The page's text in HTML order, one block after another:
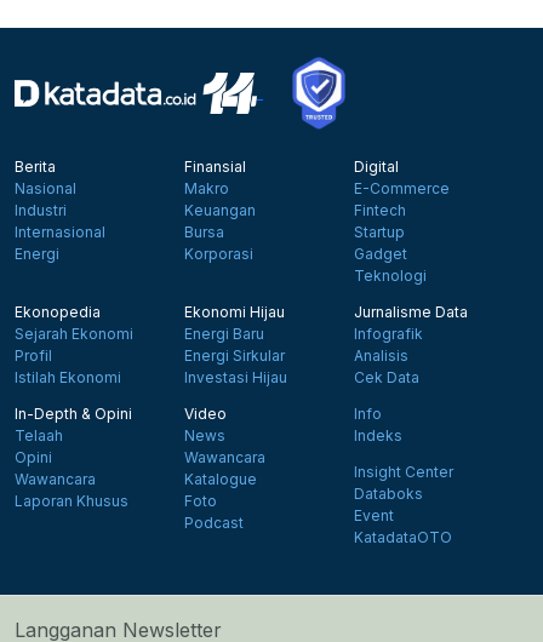
Berita
Nasional
Industri
Internasional
Energi
Finansial
Makro
Keuangan
Bursa
Korporasi
Digital
E-Commerce
Fintech
Startup
Gadget
Teknologi
Ekonopedia
Sejarah Ekonomi
Profil
Istilah Ekonomi
Ekonomi Hijau
Energi Baru
Energi Sirkular
Investasi Hijau
Jurnalisme Data
Infografik
Analisis
Cek Data
In-Depth & Opini
Telaah
Opini
Wawancara
Laporan Khusus
Video
News
Wawancara
Katalogue
Foto
Podcast
Info
Indeks
Insight Center
Databoks
Event
KatadataOTO
Langganan Newsletter